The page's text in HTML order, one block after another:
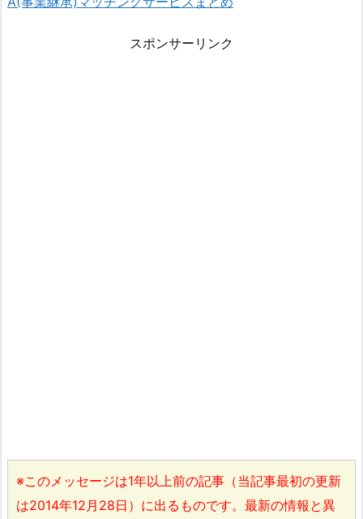
スポンサーリンク
※このメッセージは1年以上前の記事（当記事最初の更新
は2014年12月28日）に出るものです。最新の情報と異